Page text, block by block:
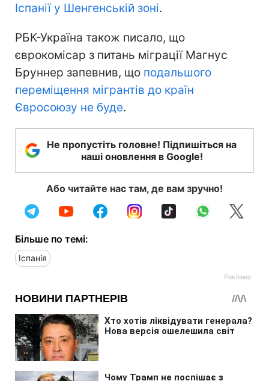
Іспанії у Шенгенській зоні.
РБК-Україна також писало, що
єврокомісар з питань міграції Магнус
Бруннер запевнив, що подальшого
переміщення мігрантів до країн
Євросоюзу не буде.
Не пропустіть головне! Підпишіться на
наші оновлення в Google!
Або читайте нас там, де вам зручно!
Більше по темі:
Іспанія